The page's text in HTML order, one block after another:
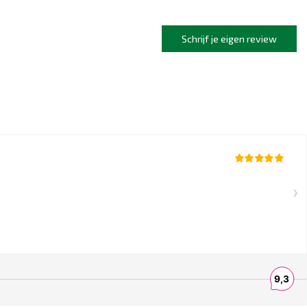
Schrijf je eigen review